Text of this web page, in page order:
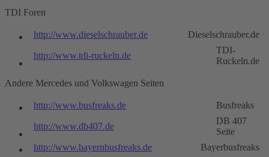
TDI Foren
http://www.dieselschrauber.de Dieselschrauber.de
http://www.tdi-ruckeln.de
TDI-
Ruckeln.de
Andere Mercedes und Volkswagen Seiten
http://www.busfreaks.de Busfreaks
http://www.db407.de
DB 407
Seite
http://www.bayernbusfreaks.de
Bayerbusfreaks